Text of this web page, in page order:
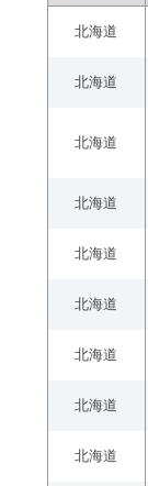
北海道
北海道
北海道
北海道
北海道
北海道
北海道
北海道
北海道